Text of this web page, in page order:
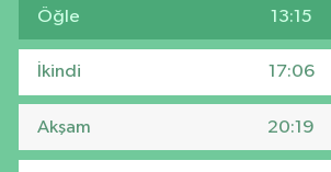
Öğle 13:15
İkindi 17:06
Akşam 20:19